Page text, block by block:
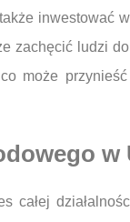
inwestować
zachęcić ludzi
może
w